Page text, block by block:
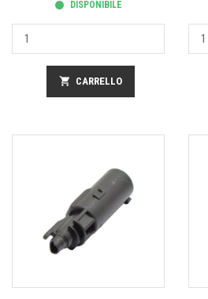
DISPONIBILE
shopping_cart CARRELLO